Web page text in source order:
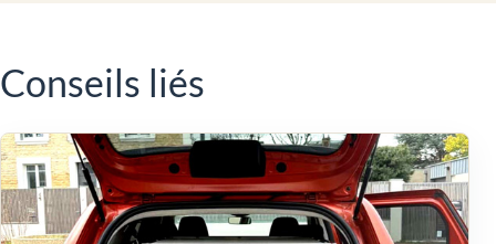
Conseils liés